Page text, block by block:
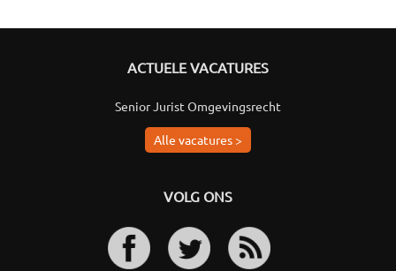
ACTUELE VACATURES
Senior Jurist Omgevingsrecht
Alle vacatures >
VOLG ONS